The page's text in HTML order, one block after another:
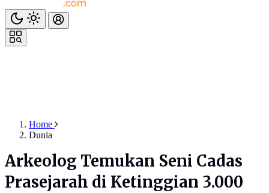
Home
Dunia
Arkeolog Temukan Seni Cadas
Prasejarah di Ketinggian 3.000